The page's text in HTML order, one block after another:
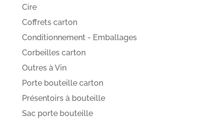
Cire
Coffrets carton
Conditionnement - Emballages
Corbeilles carton
Outres à Vin
Porte bouteille carton
Présentoirs à bouteille
Sac porte bouteille